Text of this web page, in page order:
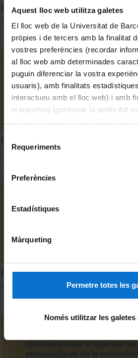
Aquest lloc web utilitza galetes
El lloc web de la Universitat de
pròpies i de tercers amb la finalitat
vostres preferències (recordar
al lloc web amb determinades
puguin diferenciar la vostra
usuaris), amb finalitats
interactueu amb el lloc web) i amb
màrqueting (gestionar la publicitat
consultar laPolítica de galetes del
Selecció
consentiment
Requeriments
Preferències
Estadístiques
Màrqueting
Permetre totes les
Només utilitzar les galetes
CVIE-UB: Indecisió de l'Estudiant en
CVIE-UB: Estudiant amb Dedicació
24 Abril, 2025
CVIE-UB: Estudiantat amb